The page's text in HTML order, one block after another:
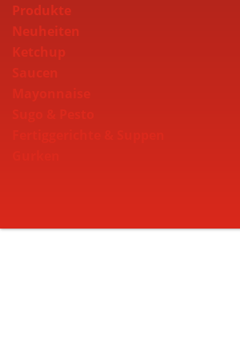
Produkte
Neuheiten
Ketchup
Saucen